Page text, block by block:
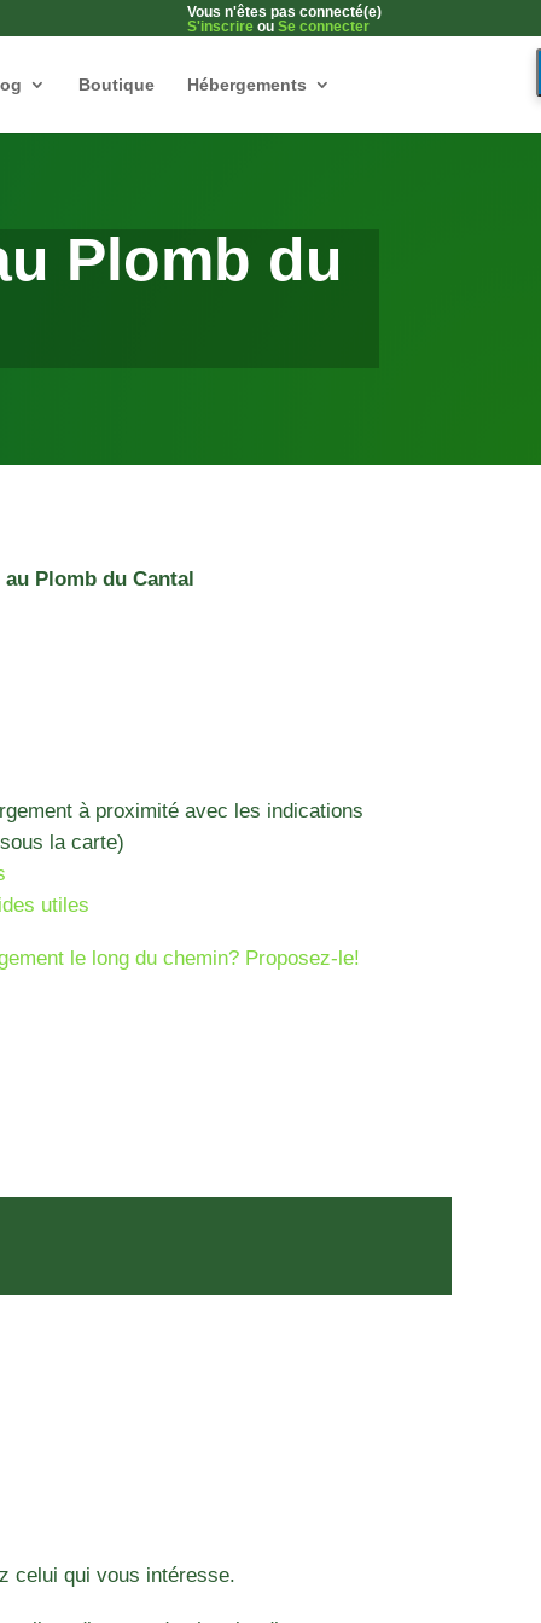
Vous n'êtes pas connecté(e)
S'inscrire ou Se connecter
Boutique Hébergements
Plomb du
au Plomb du Cantal
à proximité avec les indications
la carte)
utiles
le long du chemin? Proposez-le!
celui qui vous intéresse.